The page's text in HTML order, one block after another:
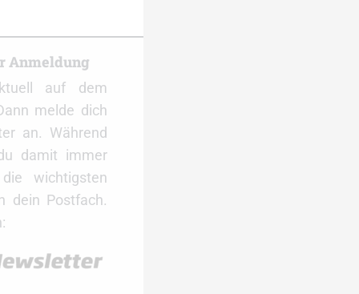
Anmeldung
auf dem
melde dich
an. Während
damit immer
wichtigsten
dein Postfach.